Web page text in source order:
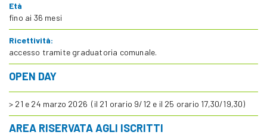
Età
fino ai 36 mesi
Ricettività:
accesso tramite graduatoria comunale.
OPEN DAY
> 21 e 24 marzo 2026 (il 21 orario 9/12 e il 25 orario 17,30/19,30)
AREA RISERVATA AGLI ISCRITTI